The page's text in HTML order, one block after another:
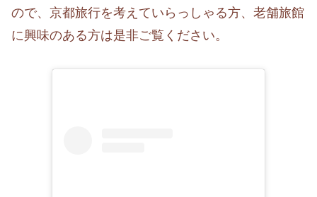
ので、京都旅行を考えていらっしゃる方、老舗旅館
に興味のある方は是非ご覧ください。